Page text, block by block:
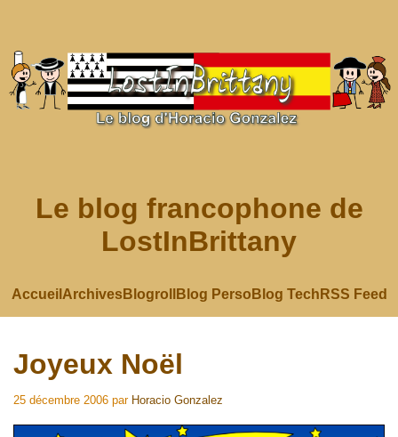
Le blog francophone de
LostInBrittany
Accueil ArchivesBlogroll Blog Perso Blog Tech RSS Feed
Joyeux Noël
25 décembre 2006 par Horacio Gonzalez